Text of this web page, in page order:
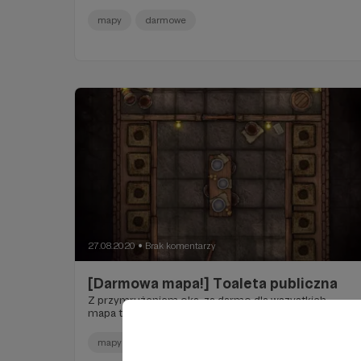
mapy darmowe
27.08.2020 ● Brak komentarzy
[Darmowa mapa!] Toaleta publiczna
Z przymrużeniem oka, za darmo dla wszystkich -
mapa toalety publicznej. :D
mapy